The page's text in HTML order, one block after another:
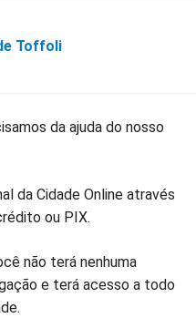
Toffoli
da ajuda do nosso
da Cidade Online através
ou PIX.
não terá nenhuma
e terá acesso a todo